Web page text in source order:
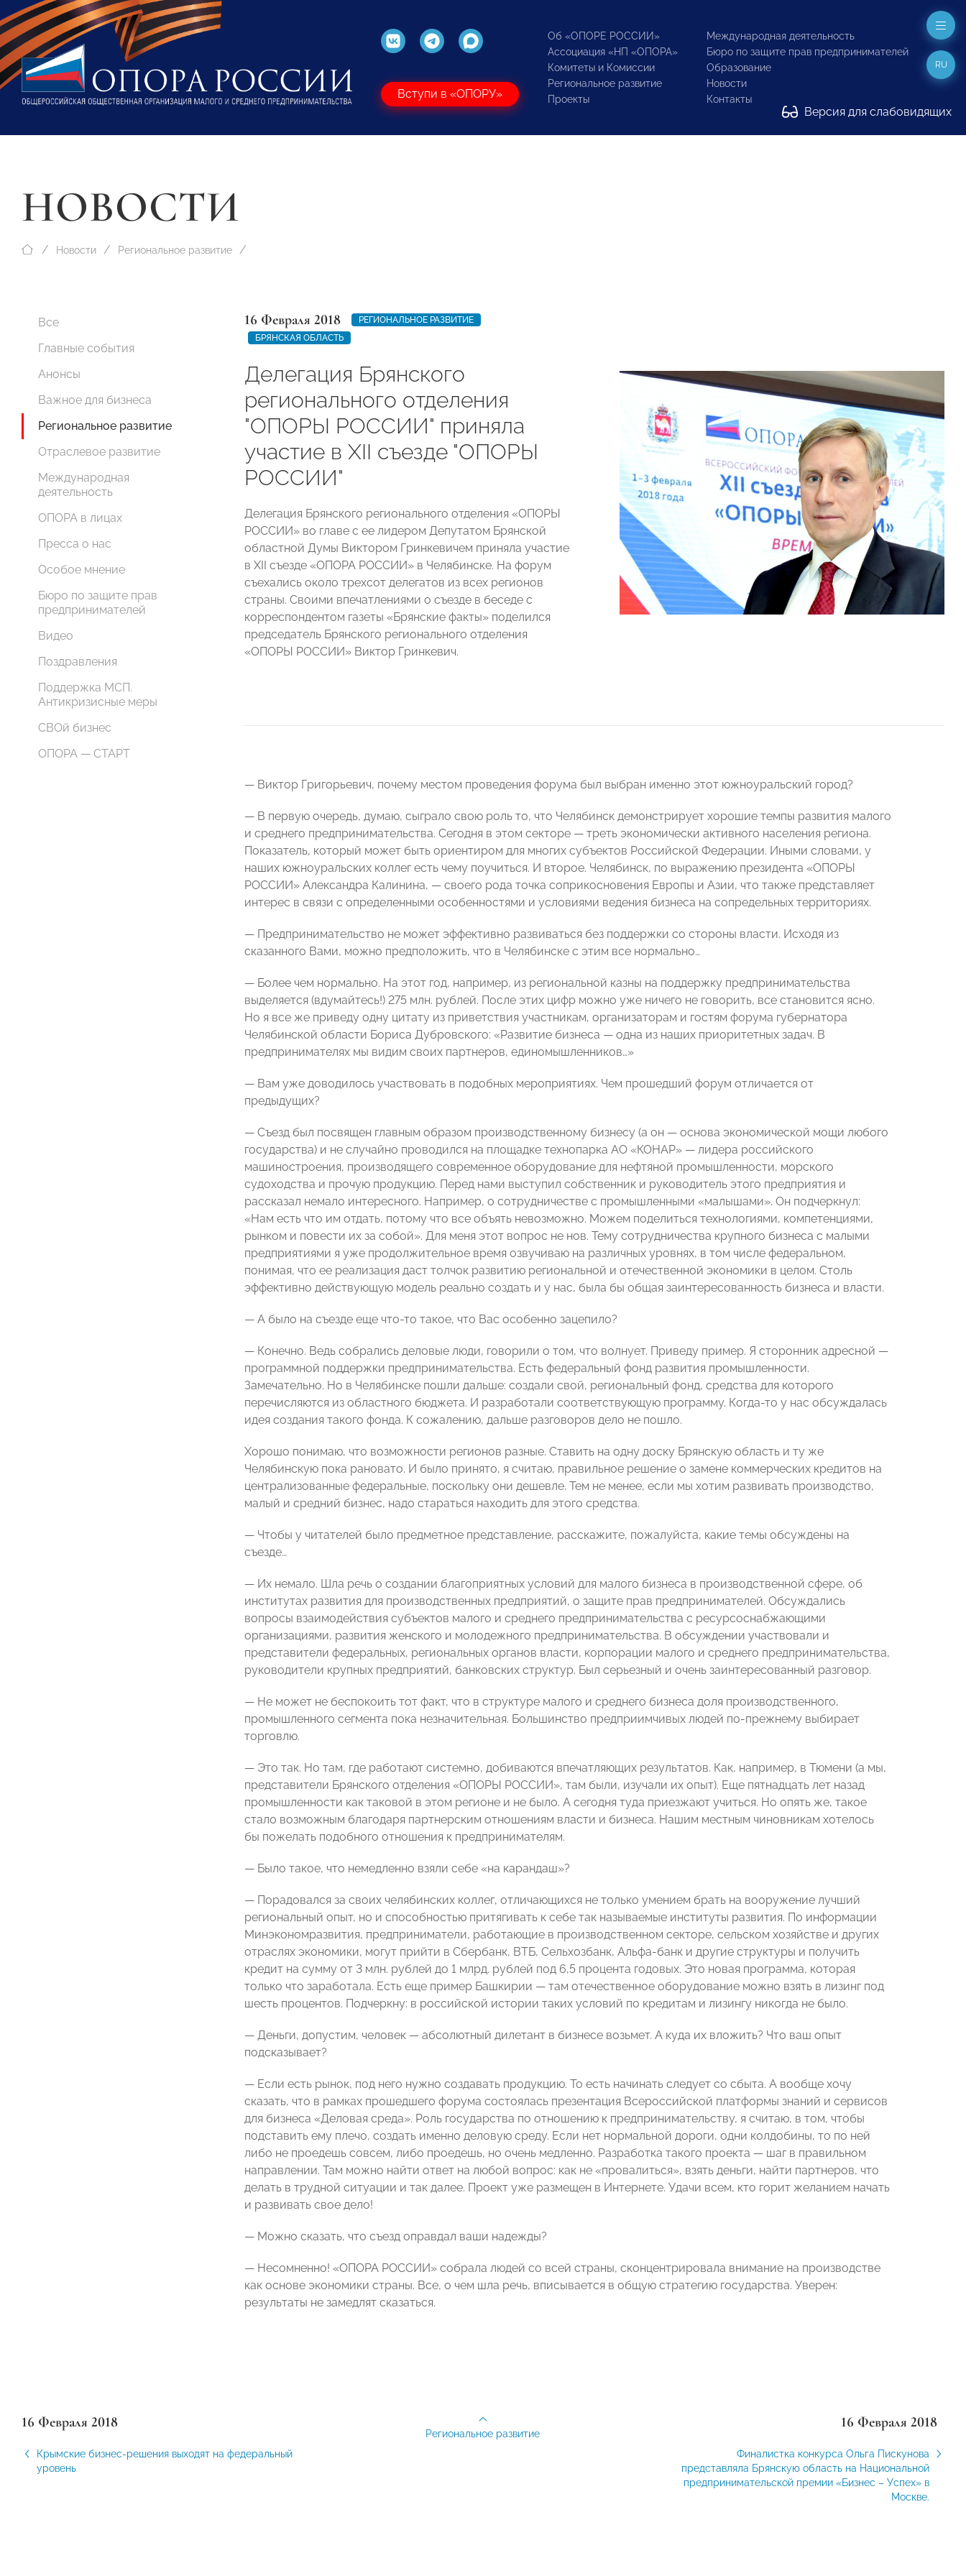
Вступи в «ОПОРУ»
Об «ОПОРЕ РОССИИ»
Ассоциация «НП «ОПОРА»
Комитеты и Комиссии
Региональное развитие
Проекты
Международная деятельность
Бюро по защите прав предпринимателей
Образование
Новости
Контакты
Версия для слабовидящих
RU
НОВОСТИ
Новости Региональное развитие
Все
Главные события
Анонсы
Важное для бизнеса
Региональное развитие
Отраслевое развитие
Международная
деятельность
ОПОРА в лицах
Пресса о нас
Особое мнение
Бюро по защите прав
предпринимателей
Видео
Поздравления
Поддержка МСП.
Антикризисные меры
СВОй бизнес
ОПОРА — СТАРТ
16 Февраля 2018
РЕГИОНАЛЬНОЕ РАЗВИТИЕ
БРЯНСКАЯ ОБЛАСТЬ
Делегация Брянского
регионального отделения
"ОПОРЫ РОССИИ" приняла
участие в XII съезде "ОПОРЫ
РОССИИ"
Делегация Брянского регионального отделения «ОПОРЫ
РОССИИ» во главе с ее лидером Депутатом Брянской
областной Думы Виктором Гринкевичем приняла участие
в XII съезде «ОПОРА РОССИИ» в Челябинске. На форум
съехались около трехсот делегатов из всех регионов
страны. Своими впечатлениями о съезде в беседе с
корреспондентом газеты «Брянские факты» поделился
председатель Брянского регионального отделения
«ОПОРЫ РОССИИ» Виктор Гринкевич.
— Виктор Григорьевич, почему местом проведения форума был выбран именно этот южноуральский город?
— В первую очередь, думаю, сыграло свою роль то, что Челябинск демонстрирует хорошие темпы развития малого
и среднего предпринимательства. Сегодня в этом секторе — треть экономически активного населения региона.
Показатель, который может быть ориентиром для многих субъектов Российской Федерации. Иными словами, у
наших южноуральских коллег есть чему поучиться. И второе. Челябинск, по выражению президента «ОПОРЫ
РОССИИ» Александра Калинина, — своего рода точка соприкосновения Европы и Азии, что также представляет
интерес в связи с определенными особенностями и условиями ведения бизнеса на сопредельных территориях.
— Предпринимательство не может эффективно развиваться без поддержки со стороны власти. Исходя из
сказанного Вами, можно предположить, что в Челябинске с этим все нормально…
— Более чем нормально. На этот год, например, из региональной казны на поддержку предпринимательства
выделяется (вдумайтесь!) 275 млн. рублей. После этих цифр можно уже ничего не говорить, все становится ясно.
Но я все же приведу одну цитату из приветствия участникам, организаторам и гостям форума губернатора
Челябинской области Бориса Дубровского: «Развитие бизнеса — одна из наших приоритетных задач. В
предпринимателях мы видим своих партнеров, единомышленников…»
— Вам уже доводилось участвовать в подобных мероприятиях. Чем прошедший форум отличается от
предыдущих?
— Съезд был посвящен главным образом производственному бизнесу (а он — основа экономической мощи любого
государства) и не случайно проводился на площадке технопарка АО «КОНАР» — лидера российского
машиностроения, производящего современное оборудование для нефтяной промышленности, морского
судоходства и прочую продукцию. Перед нами выступил собственник и руководитель этого предприятия и
рассказал немало интересного. Например, о сотрудничестве с промышленными «малышами». Он подчеркнул:
«Нам есть что им отдать, потому что все объять невозможно. Можем поделиться технологиями, компетенциями,
рынком и повести их за собой». Для меня этот вопрос не нов. Тему сотрудничества крупного бизнеса с малыми
предприятиями я уже продолжительное время озвучиваю на различных уровнях, в том числе федеральном,
понимая, что ее реализация даст толчок развитию региональной и отечественной экономики в целом. Столь
эффективно действующую модель реально создать и у нас, была бы общая заинтересованность бизнеса и власти.
— А было на съезде еще что-то такое, что Вас особенно зацепило?
— Конечно. Ведь собрались деловые люди, говорили о том, что волнует. Приведу пример. Я сторонник адресной —
программной поддержки предпринимательства. Есть федеральный фонд развития промышленности.
Замечательно. Но в Челябинске пошли дальше: создали свой, региональный фонд, средства для которого
перечисляются из областного бюджета. И разработали соответствующую программу. Когда-то у нас обсуждалась
идея создания такого фонда. К сожалению, дальше разговоров дело не пошло.
Хорошо понимаю, что возможности регионов разные. Ставить на одну доску Брянскую область и ту же
Челябинскую пока рановато. И было принято, я считаю, правильное решение о замене коммерческих кредитов на
централизованные федеральные, поскольку они дешевле. Тем не менее, если мы хотим развивать производство,
малый и средний бизнес, надо стараться находить для этого средства.
— Чтобы у читателей было предметное представление, расскажите, пожалуйста, какие темы обсуждены на
съезде…
— Их немало. Шла речь о создании благоприятных условий для малого бизнеса в производственной сфере, об
институтах развития для производственных предприятий, о защите прав предпринимателей. Обсуждались
вопросы взаимодействия субъектов малого и среднего предпринимательства с ресурсоснабжающими
организациями, развития женского и молодежного предпринимательства. В обсуждении участвовали и
представители федеральных, региональных органов власти, корпорации малого и среднего предпринимательства,
руководители крупных предприятий, банковских структур. Был серьезный и очень заинтересованный разговор.
— Не может не беспокоить тот факт, что в структуре малого и среднего бизнеса доля производственного,
промышленного сегмента пока незначительная. Большинство предприимчивых людей по-прежнему выбирает
торговлю.
— Это так. Но там, где работают системно, добиваются впечатляющих результатов. Как, например, в Тюмени (а мы,
представители Брянского отделения «ОПОРЫ РОССИИ», там были, изучали их опыт). Еще пятнадцать лет назад
промышленности как таковой в этом регионе и не было. А сегодня туда приезжают учиться. Но опять же, такое
стало возможным благодаря партнерским отношениям власти и бизнеса. Нашим местным чиновникам хотелось
бы пожелать подобного отношения к предпринимателям.
— Было такое, что немедленно взяли себе «на карандаш»?
— Порадовался за своих челябинских коллег, отличающихся не только умением брать на вооружение лучший
региональный опыт, но и способностью притягивать к себе так называемые институты развития. По информации
Минэкономразвития, предприниматели, работающие в производственном секторе, сельском хозяйстве и других
отраслях экономики, могут прийти в Сбербанк, ВТБ, Сельхозбанк, Альфа-банк и другие структуры и получить
кредит на сумму от 3 млн. рублей до 1 млрд. рублей под 6,5 процента годовых. Это новая программа, которая
только что заработала. Есть еще пример Башкирии — там отечественное оборудование можно взять в лизинг под
шесть процентов. Подчеркну: в российской истории таких условий по кредитам и лизингу никогда не было.
— Деньги, допустим, человек — абсолютный дилетант в бизнесе возьмет. А куда их вложить? Что ваш опыт
подсказывает?
— Если есть рынок, под него нужно создавать продукцию. То есть начинать следует со сбыта. А вообще хочу
сказать, что в рамках прошедшего форума состоялась презентация Всероссийской платформы знаний и сервисов
для бизнеса «Деловая среда». Роль государства по отношению к предпринимательству, я считаю, в том, чтобы
подставить ему плечо, создать именно деловую среду. Если нет нормальной дороги, одни колдобины, то по ней
либо не проедешь совсем, либо проедешь, но очень медленно. Разработка такого проекта — шаг в правильном
направлении. Там можно найти ответ на любой вопрос: как не «провалиться», взять деньги, найти партнеров, что
делать в трудной ситуации и так далее. Проект уже размещен в Интернете. Удачи всем, кто горит желанием начать
и развивать свое дело!
— Можно сказать, что съезд оправдал ваши надежды?
— Несомненно! «ОПОРА РОССИИ» собрала людей со всей страны, сконцентрировала внимание на производстве
как основе экономики страны. Все, о чем шла речь, вписывается в общую стратегию государства. Уверен:
результаты не замедлят сказаться.
16 Февраля 2018
Крымские бизнес-решения выходят на федеральный
уровень
16 Февраля 2018
Финалистка конкурса Ольга Пискунова
представляла Брянскую область на Национальной
предпринимательской премии «Бизнес – Успех» в
Москве.
Региональное развитие